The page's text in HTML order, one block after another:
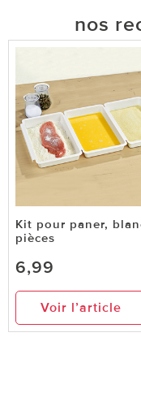
nos
Kit pour paner,
pièces
6,99
Voir l’article